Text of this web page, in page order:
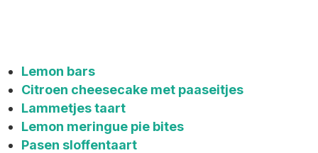
Lemon bars
Citroen cheesecake met paaseitjes
Lammetjes taart
Lemon meringue pie bites
Pasen sloffentaart